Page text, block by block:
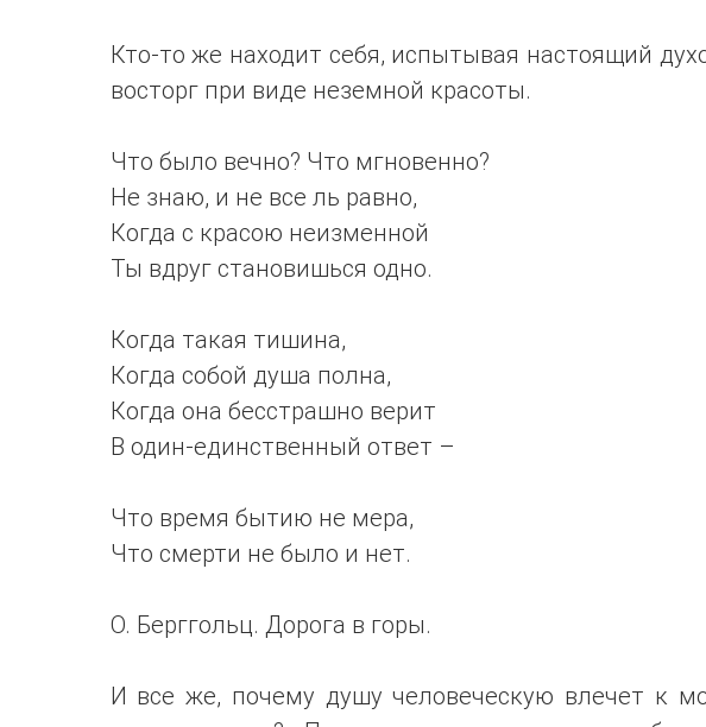
Кто-то же находит себя, испытывая настоящий
восторг при виде неземной красоты.
Что было вечно? Что мгновенно?
Не знаю, и не все ль равно,
Когда с красою неизменной
Ты вдруг становишься одно.
Когда такая тишина,
Когда собой душа полна,
Когда она бесстрашно верит
В один-единственный ответ –
Что время бытию не мера,
Что смерти не было и нет.
О. Берггольц. Дорога в горы.
И все же, почему душу человеческую влечет к